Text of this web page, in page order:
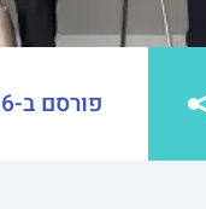
פורסם ב-29/11/16 באתר דה-מרקר